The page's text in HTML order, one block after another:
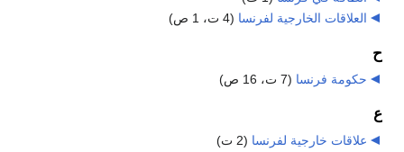
العلاقات الخارجية لفرنسا (4 ت، 1 ص)
ح
حكومة فرنسا (7 ت، 16 ص)
ع
علاقات خارجية لفرنسا (2 ت)